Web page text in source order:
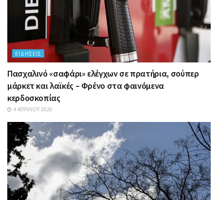
ΕΙΔΉΣΕΙΣ
Πασχαλινό «σαφάρι» ελέγχων σε πρατήρια, σούπερ
μάρκετ και λαϊκές – Φρένο στα φαινόμενα
κερδοσκοπίας
4 ΑΠΡΙΛΊΟΥ 2026